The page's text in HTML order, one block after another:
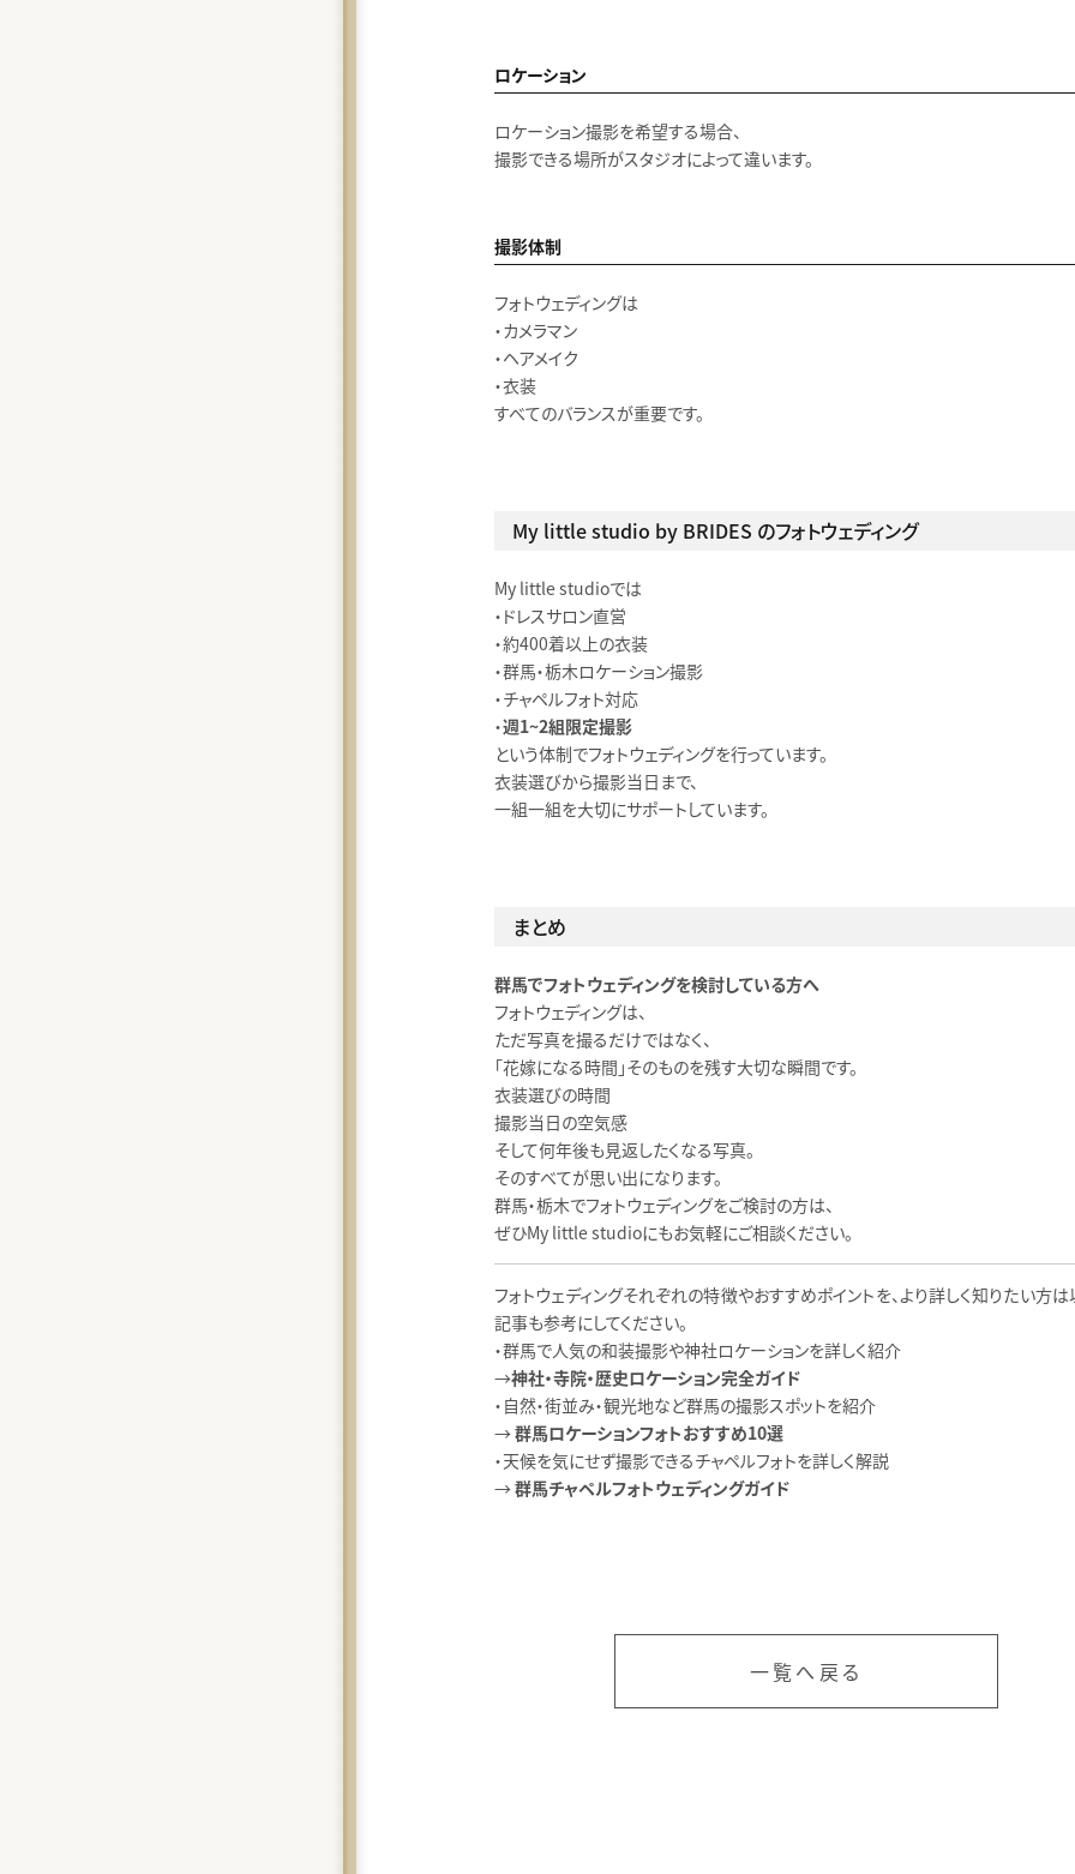
ロケーション
ロケーション撮影を希望する場合、
撮影できる場所がスタジオによって違います。
撮影体制
フォトウェディングは
・カメラマン
・ヘアメイク
・衣装
すべてのバランスが重要です。
My little studio by BRIDES のフォトウェディング
My little studioでは
・ドレスサロン直営
・約400着以上の衣装
・群馬・栃木ロケーション撮影
・チャペルフォト対応
・週1〜2組限定撮影
という体制でフォトウェディングを行っています。
衣装選びから撮影当日まで、
一組一組を大切にサポートしています。
まとめ
群馬でフォトウェディングを検討している方へ
フォトウェディングは、
ただ写真を撮るだけではなく、
「花嫁になる時間」そのものを残す大切な瞬間です。
衣装選びの時間
撮影当日の空気感
そして何年後も見返したくなる写真。
そのすべてが思い出になります。
群馬・栃木でフォトウェディングをご検討の方は、
ぜひMy little studioにもお気軽にご相談ください。
フォトウェディングそれぞれの特徴やおすすめポイントを、より詳しく知りたい方
記事も参考にしてください。
・群馬で人気の和装撮影や神社ロケーションを詳しく紹介
→神社・寺院・歴史ロケーション完全ガイド
・自然・街並み・観光地など群馬の撮影スポットを紹介
→群馬ロケーションフォトおすすめ10選
・天候を気にせず撮影できるチャペルフォトを詳しく解説
→群馬チャペルフォトウェディングガイド
一覧へ戻る